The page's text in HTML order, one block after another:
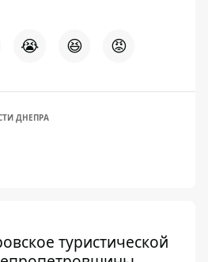
😭 😆 😡
ДНЕПРА
туристической